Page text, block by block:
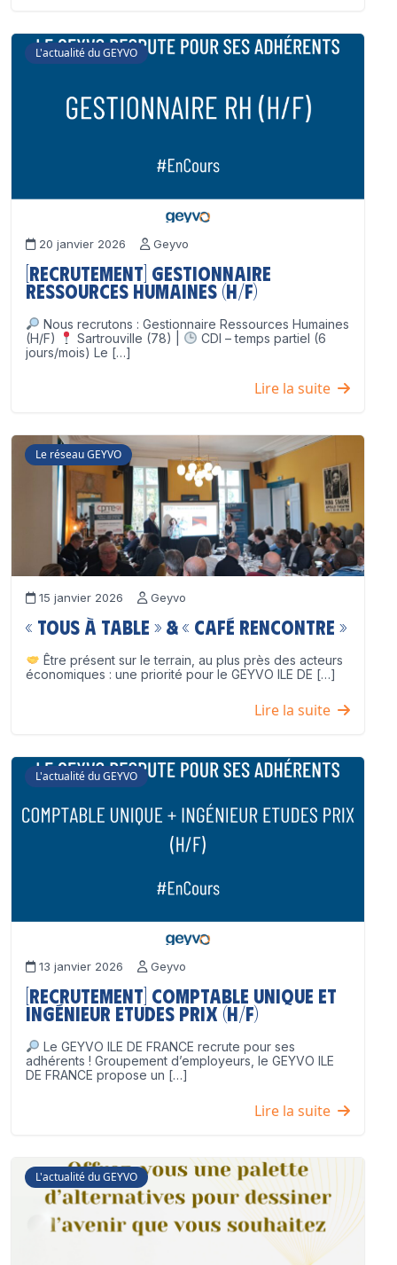
L'actualité du GEYVO
20 janvier 2026 Geyvo
[Recrutement] Gestionnaire
Ressources Humaines (H/F)
Nous recrutons : Gestionnaire Ressources Humaines
(H/F)
Sartrouville (78) |
CDI – temps partiel (6
jours/mois) Le […]
Lire la suite
Le réseau GEYVO
15 janvier 2026 Geyvo
« Tous à table » & « Café Rencontre »
Être présent sur le terrain, au plus près des acteurs
économiques : une priorité pour le GEYVO ILE DE […]
Lire la suite
L'actualité du GEYVO
13 janvier 2026 Geyvo
[Recrutement] Comptable unique et
Ingénieur Etudes Prix (H/F)
Le GEYVO ILE DE FRANCE recrute pour ses
adhérents ! Groupement d’employeurs, le GEYVO ILE
DE FRANCE propose un […]
Lire la suite
L'actualité du GEYVO